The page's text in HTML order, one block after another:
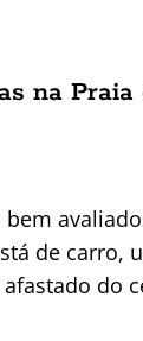
na Praia
de carro,
do